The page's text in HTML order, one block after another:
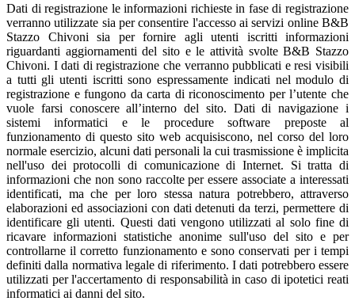
Dati di registrazione le informazioni richieste in fase di registrazione
verranno utilizzate sia per consentire l'accesso ai servizi online B&B
Stazzo Chivoni sia per fornire agli utenti iscritti informazioni
riguardanti aggiornamenti del sito e le attività svolte B&B Stazzo
Chivoni. I dati di registrazione che verranno pubblicati e resi visibili
a tutti gli utenti iscritti sono espressamente indicati nel modulo di
registrazione e fungono da carta di riconoscimento per l’utente che
vuole farsi conoscere all’interno del sito. Dati di navigazione i
sistemi informatici e le procedure software preposte al
funzionamento di questo sito web acquisiscono, nel corso del loro
normale esercizio, alcuni dati personali la cui trasmissione è implicita
nell'uso dei protocolli di comunicazione di Internet. Si tratta di
informazioni che non sono raccolte per essere associate a interessati
identificati, ma che per loro stessa natura potrebbero, attraverso
elaborazioni ed associazioni con dati detenuti da terzi, permettere di
identificare gli utenti. Questi dati vengono utilizzati al solo fine di
ricavare informazioni statistiche anonime sull'uso del sito e per
controllarne il corretto funzionamento e sono conservati per i tempi
definiti dalla normativa legale di riferimento. I dati potrebbero essere
utilizzati per l'accertamento di responsabilità in caso di ipotetici reati
informatici ai danni del sito.